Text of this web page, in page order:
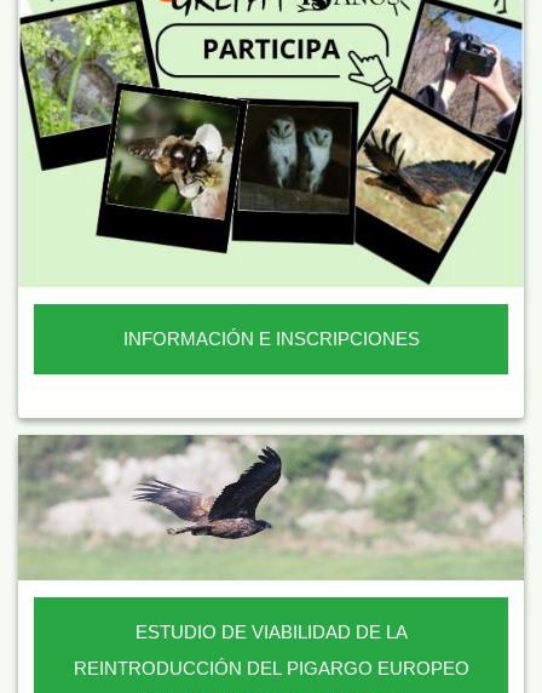
INFORMACIÓN E INSCRIPCIONES
ESTUDIO DE VIABILIDAD DE LA
REINTRODUCCIÓN DEL PIGARGO EUROPEO